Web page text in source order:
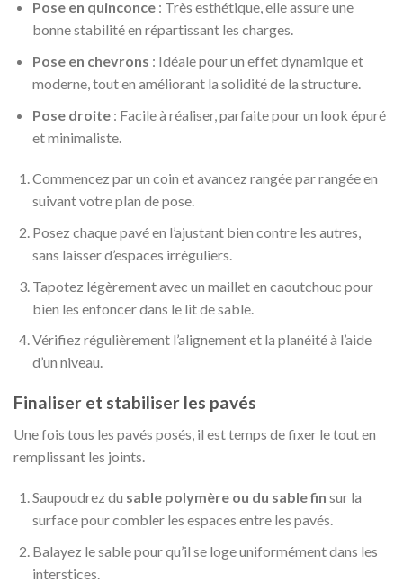
Pose en quinconce: Très esthétique, elle assure une
bonne stabilité en répartissant les charges.
Pose en chevrons : Idéale pour un effet dynamique et
moderne, tout en améliorant la solidité de la structure.
Pose droite: Facile à réaliser, parfaite pour un look épuré
et minimaliste.
Commencez par un coin et avancez rangée par rangée en
suivant votre plan de pose.
Posez chaque pavé en l’ajustant bien contre les autres,
sans laisser d’espaces irréguliers.
Tapotez légèrement avec un maillet en caoutchouc pour
bien les enfoncer dans le lit de sable.
Vérifiez régulièrement l’alignement et la planéité à l’aide
d’un niveau.
Finaliser et stabiliser les pavés
Une fois tous les pavés posés, il est temps de fixer le tout en
remplissant les joints.
Saupoudrez du sable polymère ou du sable fin sur la
surface pour combler les espaces entre les pavés.
Balayez le sable pour qu’il se loge uniformément dans les
interstices.